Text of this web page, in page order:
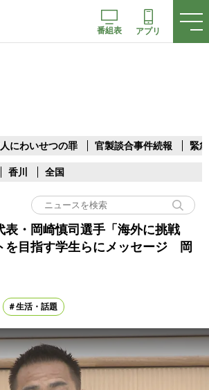
番組表 アプリ
にわいせつの罪 官製談合事件続報 緊
香川 全国
表・岡崎慎司選手「海外に挑戦
目指す学生らにメッセージ 岡
生活・話題